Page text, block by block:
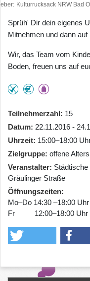
Kulturrucksack NRW Bad
Sprüh' Dir dein eigenes
Mitnehmen und dann
Wir, das Team vom
Boden, freuen uns auf
Teilnehmerzahl
15
Datum 22.11.2016 -
Uhrzeit 15:00–18:00
Zielgruppe offene
Veranstalter
Gräulinger Straße
Öffnungszeiten
Mo–Do 14:30 –18:00 Uhr
Fr